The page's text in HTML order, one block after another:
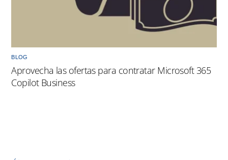
BLOG
Aprovecha las ofertas para contratar Microsoft 365
Copilot Business